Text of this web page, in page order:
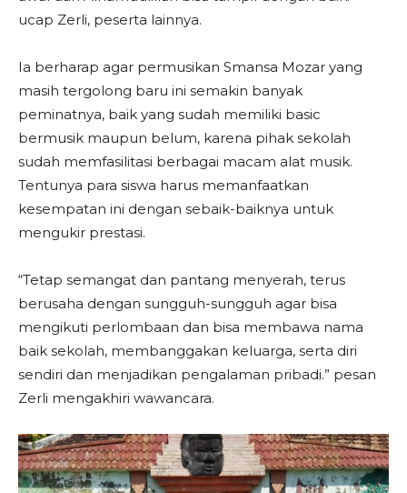
ucap Zerli, peserta lainnya.
Ia berharap agar permusikan Smansa Mozar yang
masih tergolong baru ini semakin banyak
peminatnya, baik yang sudah memiliki basic
bermusik maupun belum, karena pihak sekolah
sudah memfasilitasi berbagai macam alat musik.
Tentunya para siswa harus memanfaatkan
kesempatan ini dengan sebaik-baiknya untuk
mengukir prestasi.
“Tetap semangat dan pantang menyerah, terus
berusaha dengan sungguh-sungguh agar bisa
mengikuti perlombaan dan bisa membawa nama
baik sekolah, membanggakan keluarga, serta diri
sendiri dan menjadikan pengalaman pribadi.” pesan
Zerli mengakhiri wawancara.